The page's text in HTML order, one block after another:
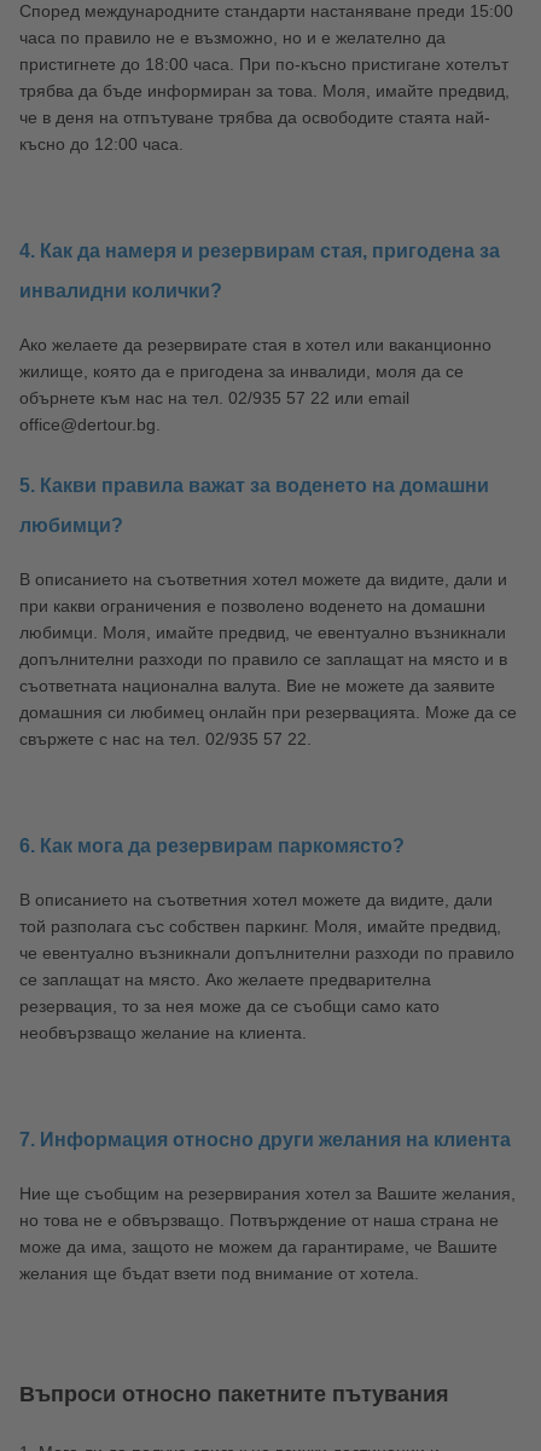
Според международните стандарти настаняване преди 15:00
часа по правило не е възможно, но и е желателно да
пристигнете до 18:00 часа. При по-късно пристигане хотелът
трябва да бъде информиран за това. Моля, имайте предвид,
че в деня на отпътуване трябва да освободите стаята най-
късно до 12:00 часа.
4. Как да намеря и резервирам стая, пригодена за
инвалидни колички?
Ако желаете да резервирате стая в хотел или ваканционно
жилище, която да е пригодена за инвалиди, моля да се
обърнете към нас на тел. 02/935 57 22 или email
office@dertour.bg.
5. Какви правила важат за воденето на домашни
любимци?
В описанието на съответния хотел можете да видите, дали и
при какви ограничения е позволено воденето на домашни
любимци. Моля, имайте предвид, че евентуално възникнали
допълнителни разходи по правило се заплащат на място и в
съответната национална валута. Вие не можете да заявите
домашния си любимец онлайн при резервацията. Може да се
свържете с нас на тел. 02/935 57 22.
6. Как мога да резервирам паркомясто?
В описанието на съответния хотел можете да видите, дали
той разполага със собствен паркинг. Моля, имайте предвид,
че евентуално възникнали допълнителни разходи по правило
се заплащат на място. Ако желаете предварителна
резервация, то за нея може да се съобщи само като
необвързващо желание на клиента.
7. Информация относно други желания на клиента
Ние ще съобщим на резервирания хотел за Вашите желания,
но това не е обвързващо. Потвърждение от наша страна не
може да има, защото не можем да гарантираме, че Вашите
желания ще бъдат взети под внимание от хотела.
Въпроси относно пакетните пътувания